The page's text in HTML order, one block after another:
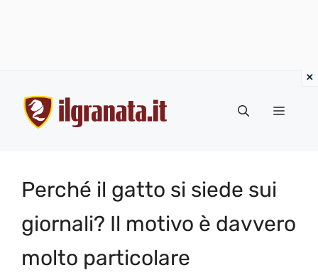
contenuto
Menu
Perché il gatto si siede sui
giornali? Il motivo è davvero
molto particolare